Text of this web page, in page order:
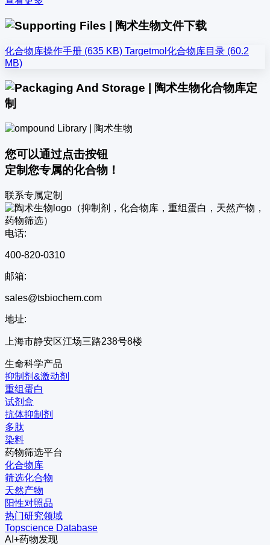
文件下载
化合物库操作手册 (635 KB) Targetmol化合物库目录 (60.2
MB)
化合物库定
制
您可以通过点击按钮
定制您专属的化合物！
联系专属定制
电话:
400-820-0310
邮箱:
sales@tsbiochem.com
地址:
上海市静安区江场三路238号8楼
生命科学产品
抑制剂&激动剂
重组蛋白
试剂盒
抗体抑制剂
多肽
染料
药物筛选平台
化合物库
筛选化合物
天然产物
阳性对照品
热门研究领域
Topscience Database
AI+药物发现